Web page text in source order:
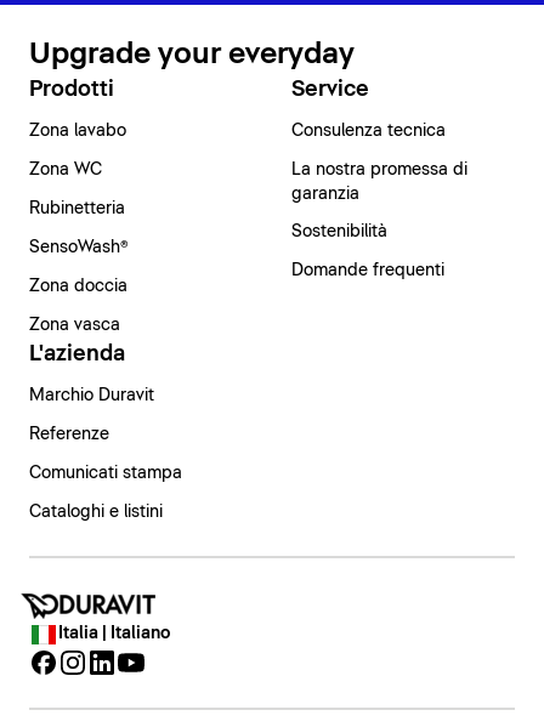
Upgrade your everyday
Prodotti
Zona lavabo
Zona WC
Rubinetteria
SensoWash®
Zona doccia
Zona vasca
Service
Consulenza tecnica
La nostra promessa di
garanzia
Sostenibilità
Domande frequenti
L'azienda
Marchio Duravit
Referenze
Comunicati stampa
Cataloghi e listini
Italia | Italiano